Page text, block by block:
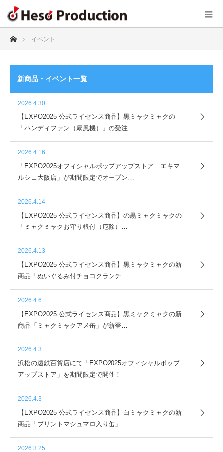
ホームイベント
新商品・イベント一覧
2026.4.30
【EXPO2025 公式ライセンス商品】黒ミャクミャクの
「ハンディファン（扇風機）」の受注…
2026.4.16
「EXPO2025オフィシャルポップアップストア エキマ
ルシェ大阪店」が期間限定でオープン…
2026.4.14
【EXPO2025 公式ライセンス商品】の黒ミャクミャクの
「ミャクミャクお守り根付（厄除）…
2026.4.13
【EXPO2025 公式ライセンス商品】黒ミャクミャクの新
商品「ぬいぐるみ付チョコクランチ…
2026.4.6
【EXPO2025 公式ライセンス商品】黒ミャクミャクの新
商品「ミャクミャクアメ缶」が新登…
2026.4.3
浜松の遠鉄百貨店にて「EXPO2025オフィシャルポップ
アップストア」を期間限定で開催！
2026.4.3
【EXPO2025 公式ライセンス商品】白ミャクミャクの新
商品「プリントマシュマロ入り缶」…
2026.3.25